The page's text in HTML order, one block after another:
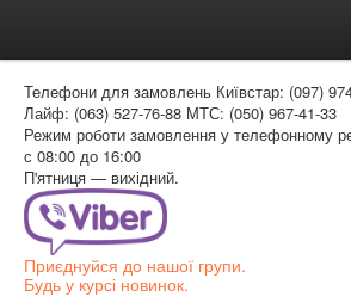
Доставка и оплата
Как заказать
Контакти
Таблиця розмірів
Вхід для покупця
Телефони для замовлень Київстар: (097)
Лайф: (063) 527-76-88 МТС: (050) 967-41-33
Режим роботи замовлення у телефонному
с 08:00 до 16:00
П'ятниця — вихідний.
Приєднуйся до нашої групи.
Будь у курсі новинок.